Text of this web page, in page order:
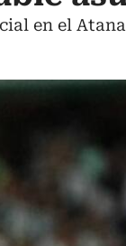
en el